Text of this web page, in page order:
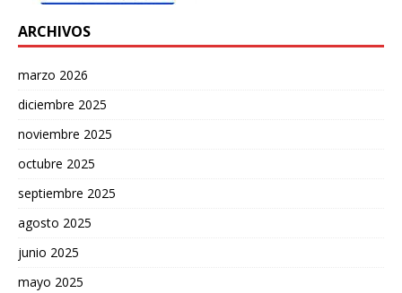
ARCHIVOS
marzo 2026
diciembre 2025
noviembre 2025
octubre 2025
septiembre 2025
agosto 2025
junio 2025
mayo 2025